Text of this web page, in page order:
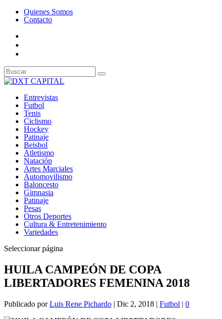
Quienes Somos
Contacto
Entrevistas
Futbol
Tenis
Ciclismo
Hockey
Patinaje
Beisbol
Atletismo
Natación
Artes Marciales
Automovilismo
Baloncesto
Gimnasia
Patinaje
Pesas
Otros Deportes
Cultura & Entretenimiento
Variedades
Seleccionar página
HUILA CAMPEÓN DE COPA
LIBERTADORES FEMENINA 2018
Publicado porLuis Rene Pichardo | Dic 2, 2018 | Futbol | 0